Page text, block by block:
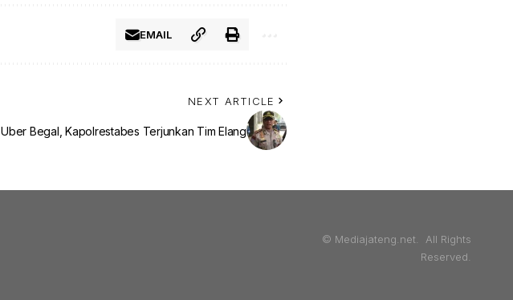
EMAIL
NEXT ARTICLE
Uber Begal, Kapolrestabes Terjunkan Tim Elang
© Mediajateng.net. All Rights
Reserved.